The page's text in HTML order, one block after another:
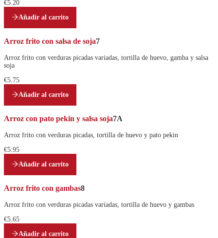
€5.20
Añadir al carrito
Arroz frito con salsa de soja7
Arroz frito con verduras picadas variadas, tortilla de huevo, gamba y salsa
soja
€5.75
Añadir al carrito
Arroz con pato pekin y salsa soja7A
Arroz frito con verduras picadas, tortilla de huevo y pato pekin
€5.95
Añadir al carrito
Arroz frito con gambas8
Arroz frito con verduras picadas variadas, tortilla de huevo y gambas
€5.65
Añadir al carrito